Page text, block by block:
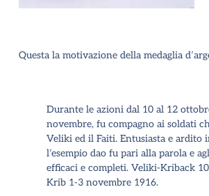
Questa la motivazione della medaglia
Durante le azioni dal 10 al 12
novembre, fu compagno ai soldati
Veliki ed il Faiti. Entusiasta e ardito
l’esempio dao fu pari alla parola e
efficaci e completi. Veliki-Kriback
Krib 1-3 novembre 1916.